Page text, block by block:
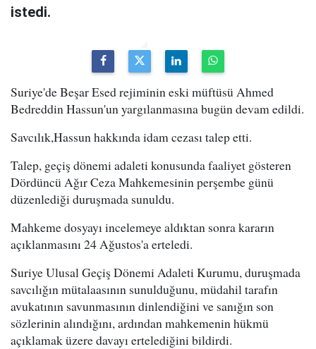
istedi.
Suriye'de Beşar Esed rejiminin eski müftüsü Ahmed
Bedreddin Hassun'un yargılanmasına bugün devam edildi.
Savcılık,Hassun hakkında idam cezası talep etti.
Talep, geçiş dönemi adaleti konusunda faaliyet gösteren
Dördüncü Ağır Ceza Mahkemesinin perşembe günü
düzenlediği duruşmada sunuldu.
Mahkeme dosyayı incelemeye aldıktan sonra kararın
açıklanmasını 24 Ağustos'a erteledi.
Suriye Ulusal Geçiş Dönemi Adaleti Kurumu, duruşmada
savcılığın mütalaasının sunulduğunu, müdahil tarafın
avukatının savunmasının dinlendiğini ve sanığın son
sözlerinin alındığını, ardından mahkemenin hükmü
açıklamak üzere davayı ertelediğini bildirdi.